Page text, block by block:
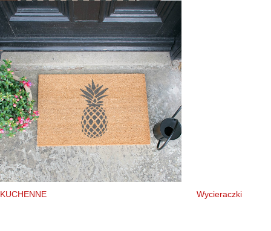
KUCHENNE Wycieraczki